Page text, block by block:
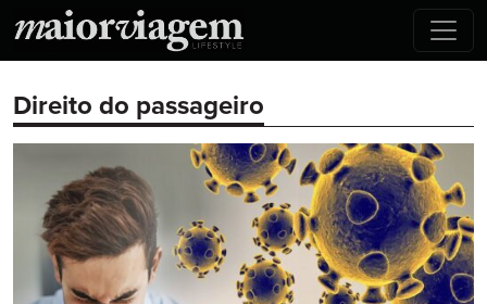
Direito do passageiro